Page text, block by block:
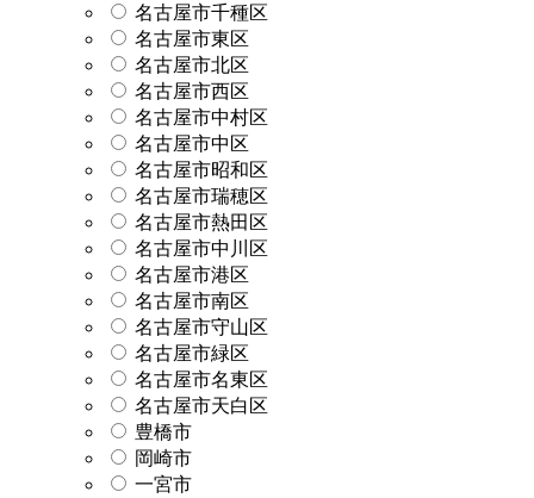
名古屋市千種区
名古屋市東区
名古屋市北区
名古屋市西区
名古屋市中村区
名古屋市中区
名古屋市昭和区
名古屋市瑞穂区
名古屋市熱田区
名古屋市中川区
名古屋市港区
名古屋市南区
名古屋市守山区
名古屋市緑区
名古屋市名東区
名古屋市天白区
豊橋市
岡崎市
一宮市